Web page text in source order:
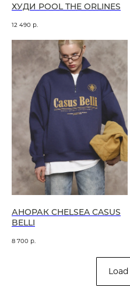
ХУДИ POOL THE ORLINES
12 490 р.
АНОРАК CHELSEA CASUS
BELLI
8 700 р.